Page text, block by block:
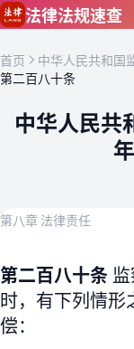
跳到主要内容
法律法规速查
首页 中华人民共和国
第二百八十条
中华人民共
第八章 法律责任
第二百八十条
时，有下列情形
偿：